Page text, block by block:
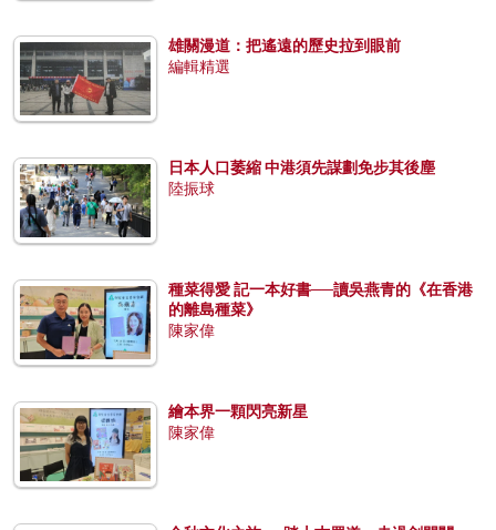
雄關漫道：把遙遠的歷史拉到眼前
編輯精選
日本人口萎縮 中港須先謀劃免步其後塵
陸振球
種菜得愛 記一本好書──讀吳燕青的《在香港
的離島種菜》
陳家偉
繪本界一顆閃亮新星
陳家偉